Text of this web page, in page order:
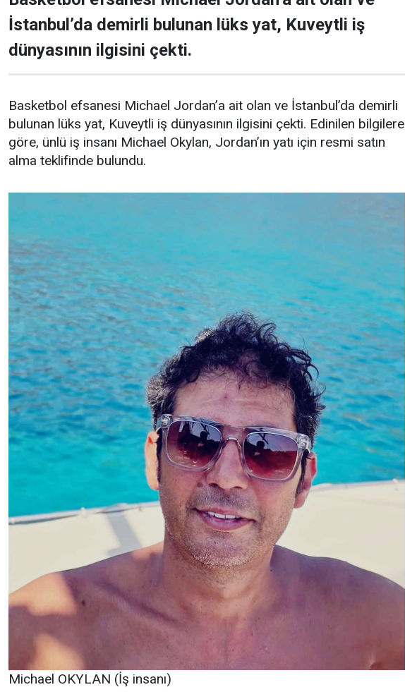
İstanbul’da demirli bulunan lüks yat, Kuveytli iş
dünyasının ilgisini çekti.
Basketbol efsanesi Michael Jordan’a ait olan ve İstanbul’da demirli
bulunan lüks yat, Kuveytli iş dünyasının ilgisini çekti. Edinilen bilgilere
göre, ünlü iş insanı Michael Okylan, Jordan’ın yatı için resmi satın
alma teklifinde bulundu.
Michael OKYLAN (İş insanı)